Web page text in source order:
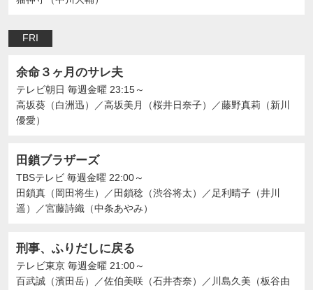
FRI
余命３ヶ月のサレ夫
テレビ朝日 毎週金曜 23:15～
高坂葵（白洲迅）
／高坂美月（桜井日奈子） ／藤野真莉（新川
優愛）
田鎖ブラザーズ
TBSテレビ 毎週金曜 22:00～
田鎖真（岡田将生）
／ 田鎖稔（渋谷将太） ／ 足利晴子（井川
遥）
／宮藤詩織（中条あやみ）
刑事、ふりだしに戻る
テレビ東京 毎週金曜 21:00～
百武誠（濱田岳）
／佐伯美咲（石井杏奈） ／ 川島久美（板谷由